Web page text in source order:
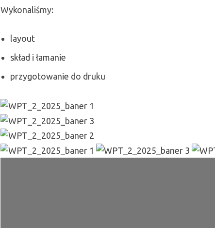
Wykonaliśmy:
layout
skład i łamanie
przygotowanie do druku